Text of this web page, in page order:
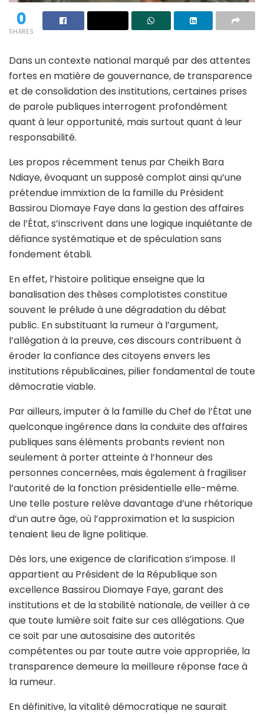
0
SHARES
Dans un contexte national marqué par des attentes
fortes en matière de gouvernance, de transparence
et de consolidation des institutions, certaines prises
de parole publiques interrogent profondément
quant à leur opportunité, mais surtout quant à leur
responsabilité.
Les propos récemment tenus par Cheikh Bara
Ndiaye, évoquant un supposé complot ainsi qu’une
prétendue immixtion de la famille du Président
Bassirou Diomaye Faye dans la gestion des affaires
de l’État, s’inscrivent dans une logique inquiétante de
défiance systématique et de spéculation sans
fondement établi.
En effet, l’histoire politique enseigne que la
banalisation des thèses complotistes constitue
souvent le prélude à une dégradation du débat
public. En substituant la rumeur à l’argument,
l’allégation à la preuve, ces discours contribuent à
éroder la confiance des citoyens envers les
institutions républicaines, pilier fondamental de toute
démocratie viable.
Par ailleurs, imputer à la famille du Chef de l’État une
quelconque ingérence dans la conduite des affaires
publiques sans éléments probants revient non
seulement à porter atteinte à l’honneur des
personnes concernées, mais également à fragiliser
l’autorité de la fonction présidentielle elle-même.
Une telle posture relève davantage d’une rhétorique
d’un autre âge, où l’approximation et la suspicion
tenaient lieu de ligne politique.
Dès lors, une exigence de clarification s’impose. Il
appartient au Président de la République son
excellence Bassirou Diomaye Faye, garant des
institutions et de la stabilité nationale, de veiller à ce
que toute lumière soit faite sur ces allégations. Que
ce soit par une autosaisine des autorités
compétentes ou par toute autre voie appropriée, la
transparence demeure la meilleure réponse face à
la rumeur.
En définitive, la vitalité démocratique ne saurait